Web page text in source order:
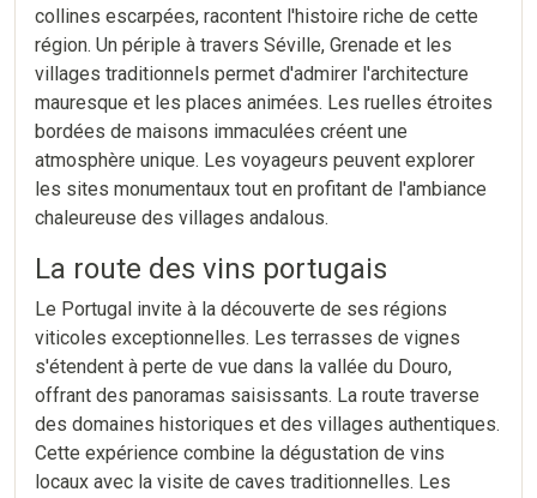
collines escarpées, racontent l'histoire riche de cette
région. Un périple à travers Séville, Grenade et les
villages traditionnels permet d'admirer l'architecture
mauresque et les places animées. Les ruelles étroites
bordées de maisons immaculées créent une
atmosphère unique. Les voyageurs peuvent explorer
les sites monumentaux tout en profitant de l'ambiance
chaleureuse des villages andalous.
La route des vins portugais
Le Portugal invite à la découverte de ses régions
viticoles exceptionnelles. Les terrasses de vignes
s'étendent à perte de vue dans la vallée du Douro,
offrant des panoramas saisissants. La route traverse
des domaines historiques et des villages authentiques.
Cette expérience combine la dégustation de vins
locaux avec la visite de caves traditionnelles. Les